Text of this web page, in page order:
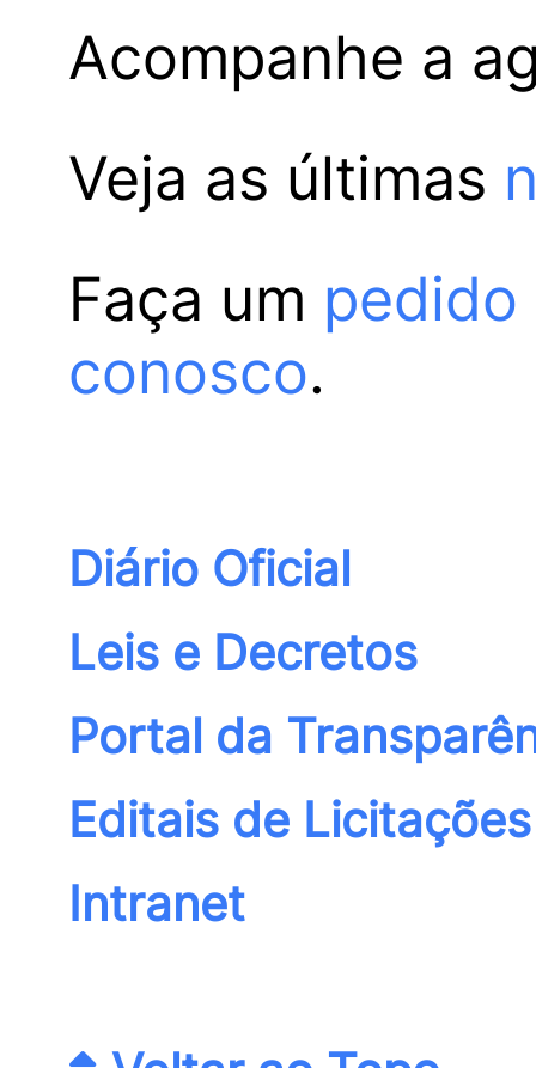
Acompanhe a
Veja as últimas
Faça um pedido
conosco.
Diário Oficial
Leis e Decretos
Portal da
Editais de Licitações
Intranet